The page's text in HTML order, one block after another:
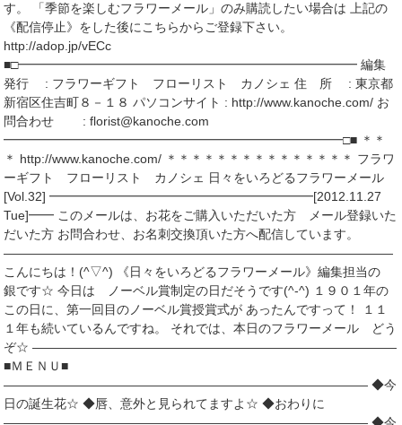
す。 「季節を楽しむフラワーメール」のみ購読したい場合は 上記の
《配信停止》をした後にこちらからご登録下さい。
http://adop.jp/vECc
■□━━━━━━━━━━━━━━━━━━━━━━━━━━━ 編集
発行 : フラワーギフト フローリスト カノシェ 住 所 : 東京都
新宿区住吉町８－１８ パソコンサイト : http://www.kanoche.com/ お
問合わせ : florist@kanoche.com
━━━━━━━━━━━━━━━━━━━━━━━━━━━□■ ＊＊
＊ http://www.kanoche.com/ ＊＊＊＊＊＊＊＊＊＊＊＊＊＊＊ フラワ
ーギフト フローリスト カノシェ 日々をいろどるフラワーメール
[Vol.32] ━━━━━━━━━━━━━━━━━━━━━[2012.11.27
Tue]━━ このメールは、お花をご購入いただいた方 メール登録いた
だいた方 お問合わせ、お名刺交換頂いた方へ配信しています。
―――――――――――――――――――――――――――――――
こんにちは！(^▽^) 《日々をいろどるフラワーメール》編集担当の
銀です☆ 今日は ノーベル賞制定の日だそうです(^-^) １９０１年の
この日に、第一回目のノーベル賞授賞式が あったんですって！ １１
１年も続いているんですね。 それでは、本日のフラワーメール どう
ぞ☆ ―――――――――――――――――――――――――――――
■ＭＥＮＵ■
――――――――――――――――――――――――――――― ◆今
日の誕生花☆ ◆唇、意外と見られてますよ☆ ◆おわりに